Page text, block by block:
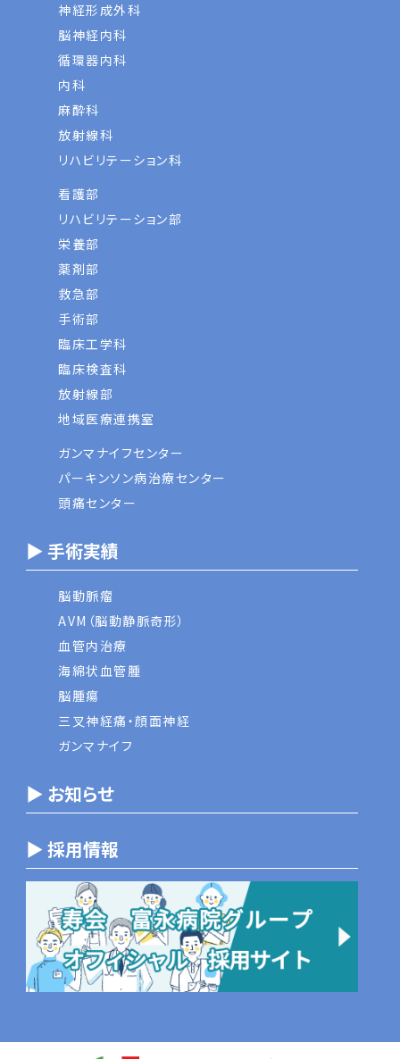
神経形成外科
脳神経内科
循環器内科
内科
麻酔科
放射線科
リハビリテーション科
看護部
リハビリテーション部
栄養部
薬剤部
救急部
手術部
臨床工学科
臨床検査科
放射線部
地域医療連携室
ガンマナイフセンター
パーキンソン病治療センター
頭痛センター
▶ 手術実績
脳動脈瘤
AVM（脳動静脈奇形）
血管内治療
海綿状血管腫
脳腫瘍
三叉神経痛・顔面神経
ガンマナイフ
▶ お知らせ
▶ 採用情報